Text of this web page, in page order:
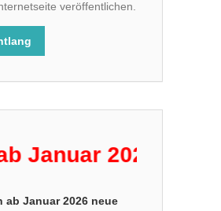
veröffentlichen.
2026 neue
ab Januar 2026 neue